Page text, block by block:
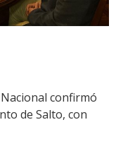
confirmó
de Salto, con